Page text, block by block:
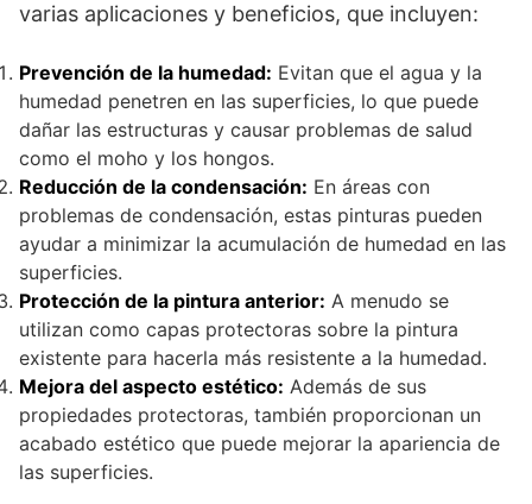
varias aplicaciones y beneficios, que incluyen:
Prevención de la humedad: Evitan que el agua y la
humedad penetren en las superficies, lo que puede
dañar las estructuras y causar problemas de salud
como el moho y los hongos.
Reducción de la condensación: En áreas con
problemas de condensación, estas pinturas pueden
ayudar a minimizar la acumulación de humedad en las
superficies.
Protección de la pintura anterior: A menudo se
utilizan como capas protectoras sobre la pintura
existente para hacerla más resistente a la humedad.
Mejora del aspecto estético: Además de sus
propiedades protectoras, también proporcionan un
acabado estético que puede mejorar la apariencia de
las superficies.